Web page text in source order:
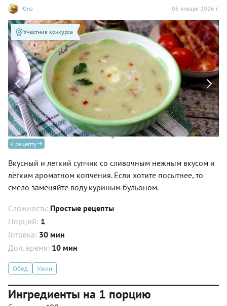
Юна 05 января 2026 г.
Участник конкурса
К рецепту
Вкусный и легкий супчик со сливочным нежным вкусом и
лёгким ароматном копчения. Если хотите посытнее, то
смело заменяйте воду куриным бульоном.
Сложность: Простые рецепты
Порций: 1
Готовка: 30 мин
Доп. время: 10 мин
Обед Ужин
Ингредиенты на 1 порцию